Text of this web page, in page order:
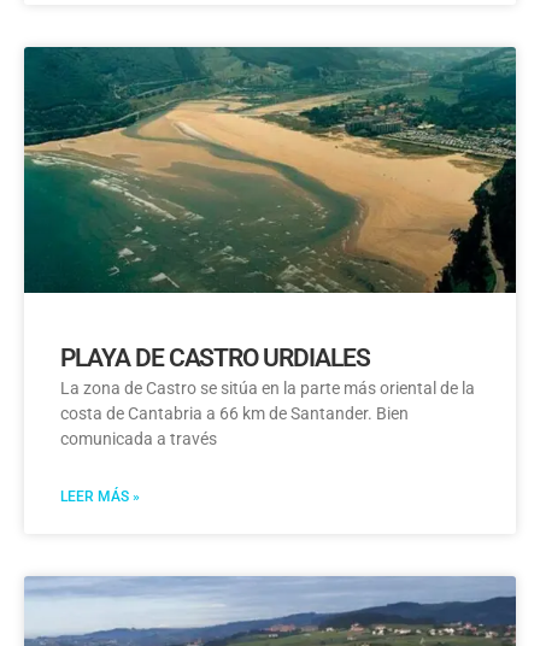
PLAYA DE CASTRO URDIALES
La zona de Castro se sitúa en la parte más oriental de la
costa de Cantabria a 66 km de Santander. Bien
comunicada a través
LEER MÁS »